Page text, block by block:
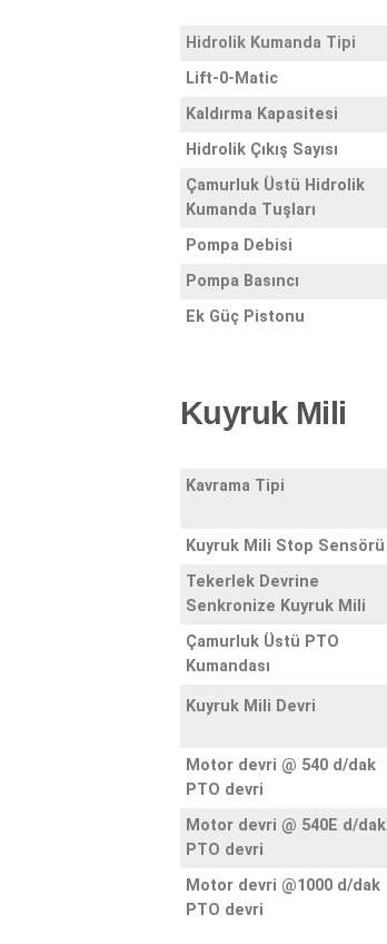
Hidrolik Kumanda Tipi
Lift-0-Matic
Kaldırma Kapasitesi
Hidrolik Çıkış Sayısı
Çamurluk Üstü Hidrolik
Kumanda Tuşları
Pompa Debisi
Pompa Basıncı
Ek Güç Pistonu
Kuyruk Mili
Kavrama Tipi
Kuyruk Mili Stop Sensörü
Tekerlek Devrine
Senkronize Kuyruk Mili
Çamurluk Üstü PTO
Kumandası
Kuyruk Mili Devri
Motor devri @ 540 d/dak
PTO devri
Motor devri @ 540E d/dak
PTO devri
Motor devri @1000 d/dak
PTO devri